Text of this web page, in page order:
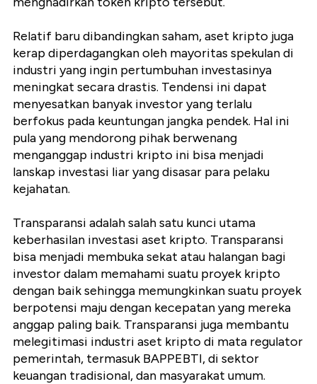
Relatif baru dibandingkan saham, aset kripto juga
kerap diperdagangkan oleh mayoritas spekulan di
industri yang ingin pertumbuhan investasinya
meningkat secara drastis. Tendensi ini dapat
menyesatkan banyak investor yang terlalu
berfokus pada keuntungan jangka pendek. Hal ini
pula yang mendorong pihak berwenang
menganggap industri kripto ini bisa menjadi
lanskap investasi liar yang disasar para pelaku
kejahatan.
Transparansi adalah salah satu kunci utama
keberhasilan investasi aset kripto. Transparansi
bisa menjadi membuka sekat atau halangan bagi
investor dalam memahami suatu proyek kripto
dengan baik sehingga memungkinkan suatu proyek
berpotensi maju dengan kecepatan yang mereka
anggap paling baik. Transparansi juga membantu
melegitimasi industri aset kripto di mata regulator
pemerintah, termasuk BAPPEBTI, di sektor
keuangan tradisional, dan masyarakat umum.